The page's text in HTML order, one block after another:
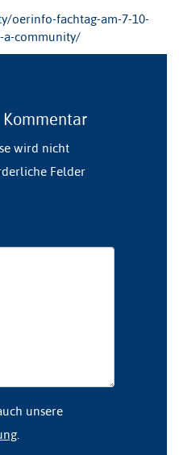
oerinfo-fachtag-am-7-10-
community/
wird nicht
Felder
unsere